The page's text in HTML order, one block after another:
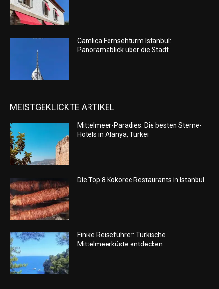
Camlica Fernsehturm Istanbul:
Panoramablick über die Stadt
MEISTGEKLICKTE ARTIKEL
Mittelmeer-Paradies: Die besten Sterne-
Hotels in Alanya, Türkei
Die Top 8 Kokorec Restaurants in Istanbul
Finike Reiseführer: Türkische
Mittelmeerküste entdecken